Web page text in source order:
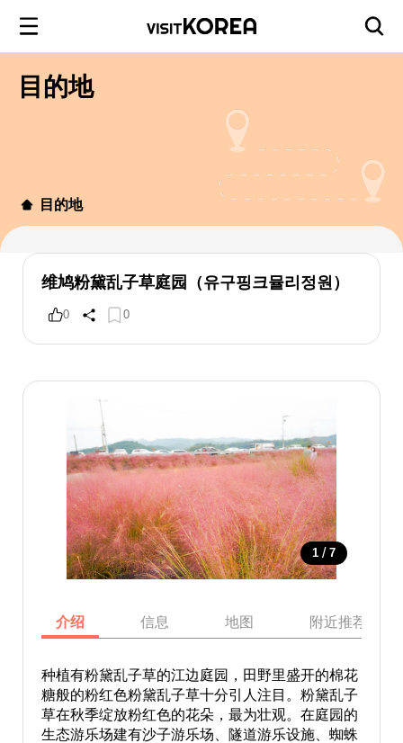
目的地
目的地
维鸠粉黛乱子草庭园（유구핑크뮬리정원）
0 0
1 / 7
介绍 信息 地图 附近推荐景点
种植有粉黛乱子草的江边庭园，田野里盛开的棉花
糖般的粉红色粉黛乱子草十分引人注目。粉黛乱子
草在秋季绽放粉红色的花朵，最为壮观。在庭园的
生态游乐场建有沙子游乐场、隧道游乐设施、蜘蛛